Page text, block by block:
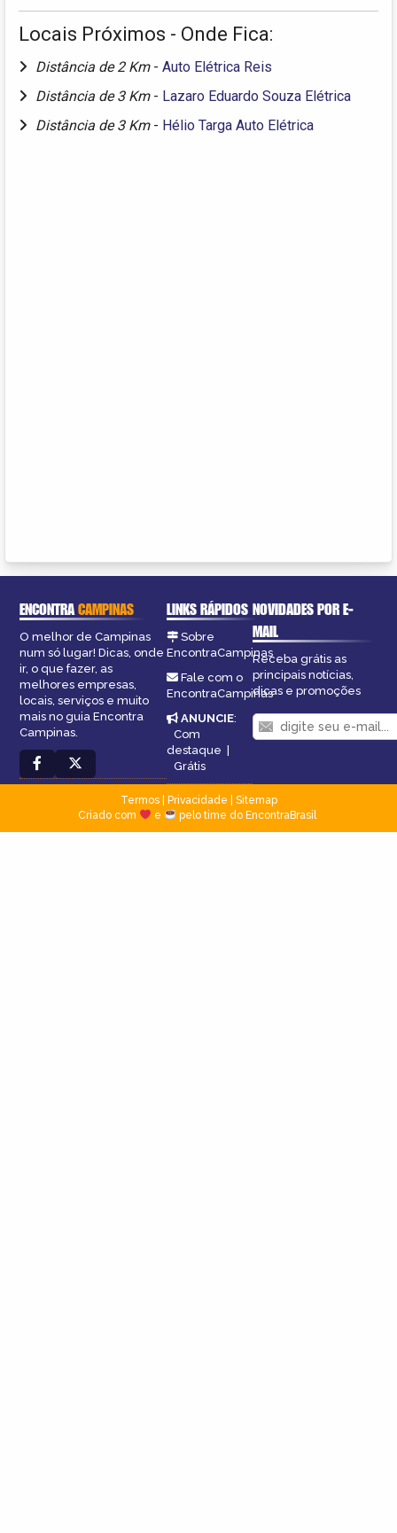
Locais Próximos - Onde Fica:
Distância de 2 Km - Auto Elétrica Reis
Distância de 3 Km - Lazaro Eduardo Souza Elétrica
Distância de 3 Km - Hélio Targa Auto Elétrica
ENCONTRACAMPINAS
O melhor de Campinas
num só lugar! Dicas, onde
ir, o que fazer, as
melhores empresas,
locais, serviços e muito
mais no guia Encontra
Campinas.
LINKS RÁPIDOS
Sobre
EncontraCampinas
Fale com o
EncontraCampinas
ANUNCIE:
Com
destaque |
Grátis
NOVIDADES POR E-
MAIL
Receba grátis as
principais notícias,
dicas e promoções
Termos| Privacidade
Sitemap
Criado com
e pelo time do EncontraBrasil